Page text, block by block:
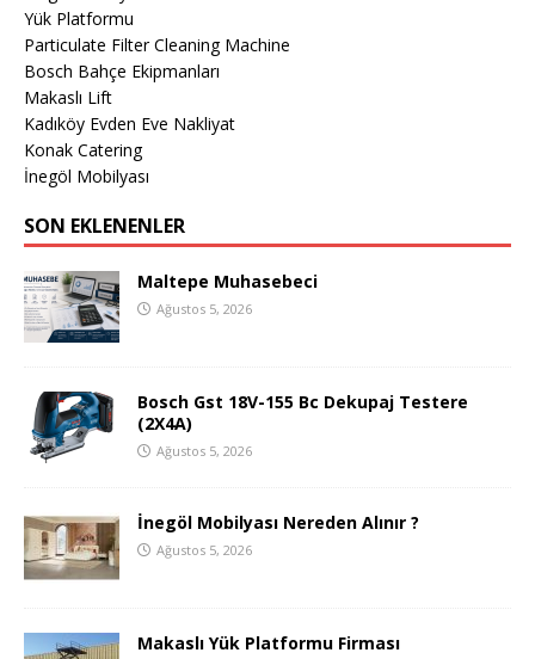
Yük Platformu
Particulate Filter Cleaning Machine
Bosch Bahçe Ekipmanları
Makaslı Lift
Kadıköy Evden Eve Nakliyat
Konak Catering
İnegöl Mobilyası
SON EKLENENLER
Maltepe Muhasebeci
Ağustos 5, 2026
Bosch Gst 18V-155 Bc Dekupaj Testere
(2X4A)
Ağustos 5, 2026
İnegöl Mobilyası Nereden Alınır ?
Ağustos 5, 2026
Makaslı Yük Platformu Firması